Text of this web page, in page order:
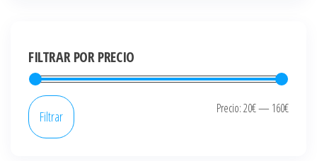
FILTRAR POR PRECIO
Precio
Precio
Filtrar Precio:20€— 160€